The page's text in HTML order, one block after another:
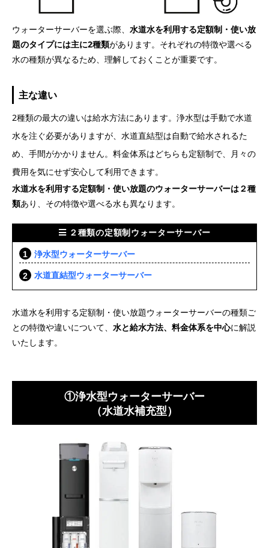
ウォーターサーバーを選ぶ際、 水道水を利用する定額制・使い放
題のタイプには主に2種類があります。それぞれの特徴や選べる
水の種類が異なるため、理解しておくことが重要です。
主な違い
2種類の最大の違いは給水方法にあります。浄水型は手動で水道
水を注ぐ必要がありますが、水道直結型は自動で給水されるた
め、手間がかかりません。料金体系はどちらも定額制で、月々の
費用を気にせず安心して利用できます。
水道水を利用する定額制・使い放題のウォーターサーバーは２種
類あり、その特徴や選べる水も異なります。
２種類の定額制ウォーターサーバー
浄水型ウォーターサーバー
水道直結型ウォーターサーバー
水道水を利用する定額制・使い放題ウォーターサーバーの種類ご
との特徴や違いについて、 水と給水方法、料金体系を中心に解説
いたします。
①浄水型ウォーターサーバー
（水道水補充型）